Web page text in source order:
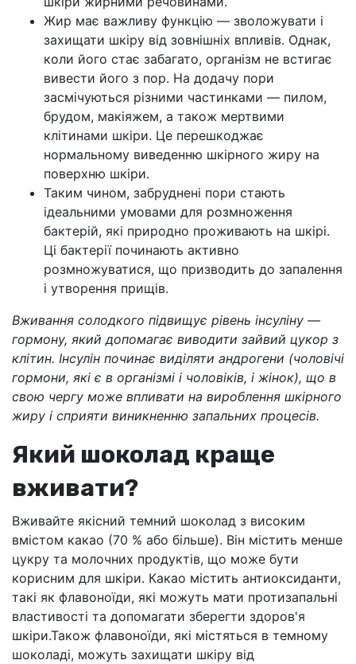
Жир має важливу функцію — зволожувати і
захищати шкіру від зовнішніх впливів. Однак,
коли його стає забагато, організм не встигає
вивести його з пор. На додачу пори
засмічуються різними частинками — пилом,
брудом, макіяжем, а також мертвими
клітинами шкіри. Це перешкоджає
нормальному виведенню шкірного жиру на
поверхню шкіри.
Таким чином, забруднені пори стають
ідеальними умовами для розмноження
бактерій, які природно проживають на шкірі.
Ці бактерії починають активно
розмножуватися, що призводить до запалення
і утворення прищів.
Вживання солодкого підвищує рівень інсуліну —
гормону, який допомагає виводити зайвий цукор з
клітин. Інсулін починає виділяти андрогени (чоловічі
гормони, які є в організмі і чоловіків, і жінок), що в
свою чергу може впливати на вироблення шкірного
жиру і сприяти виникненню запальних процесів.
Який шоколад краще
вживати?
Вживайте якісний темний шоколад з високим
вмістом какао (70 % або більше). Він містить менше
цукру та молочних продуктів, що може бути
корисним для шкіри. Какао містить антиоксиданти,
такі як флавоноїди, які можуть мати протизапальні
властивості та допомагати зберегти здоров'я
шкіри.Також флавоноїди, які містяться в темному
шоколаді, можуть захищати шкіру від